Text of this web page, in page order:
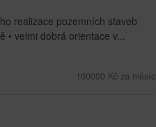
realizace pozemních staveb
velmi dobrá orientace v...
100000 Kč za měsíc